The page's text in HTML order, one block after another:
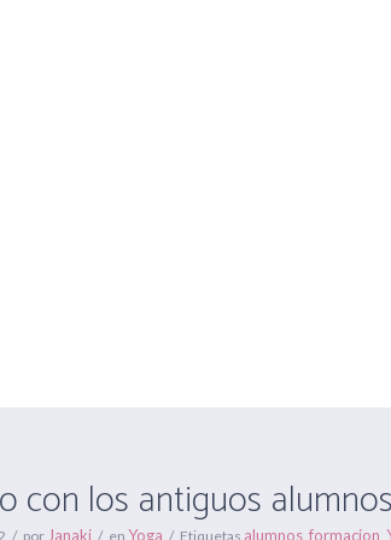
con los antiguos alumnos
por Janaki en Yoga Etiquetas alumnos, formacion,